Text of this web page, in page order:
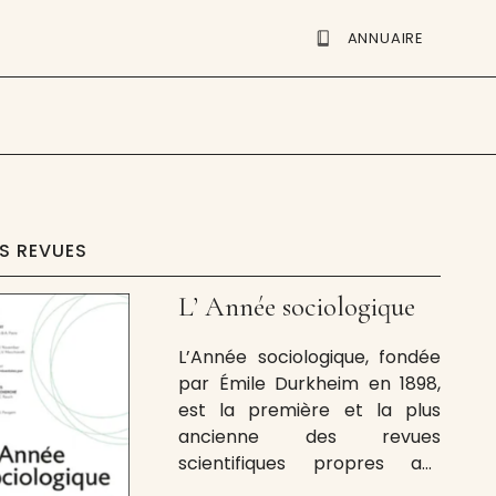
ANNUAIRE
REVUES
L’ Année sociologique
L’Année sociologique, fondée
par Émile Durkheim en 1898,
est la première et la plus
ancienne des revues
scientifiques propres aux